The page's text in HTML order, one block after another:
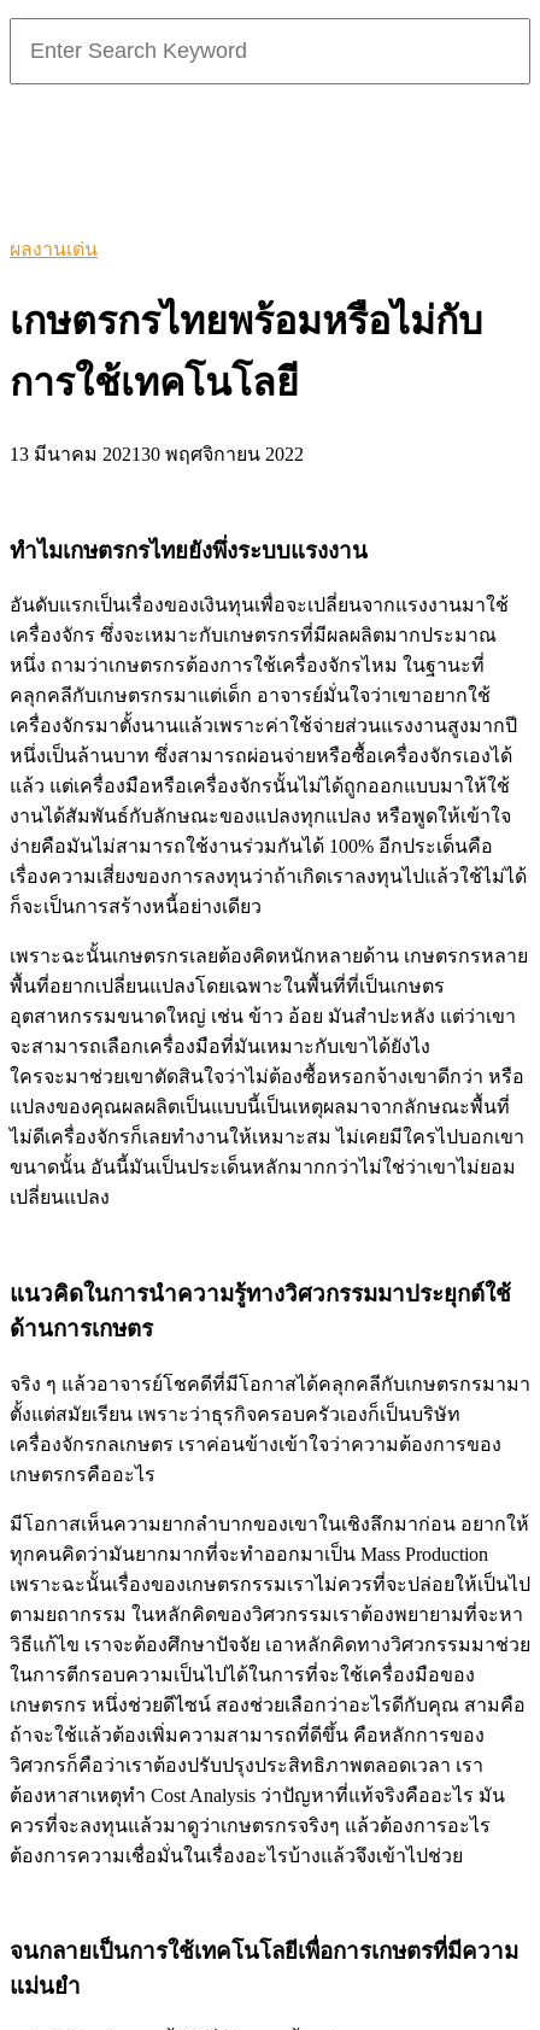
for:
ผลงานเด่น
เกษตรกรไทยพร้อมหรือไม่กับ
การใช้เทคโนโลยี
13 มีนาคม 202130 พฤศจิกายน 2022
ทำไมเกษตรกรไทยยังพึ่งระบบแรงงาน
อันดับแรกเป็นเรื่องของเงินทุนเพื่อจะเปลี่ยนจากแรงงานมาใช้
เครื่องจักร ซึ่งจะเหมาะกับเกษตรกรที่มีผลผลิตมากประมาณ
หนึ่ง ถามว่าเกษตรกรต้องการใช้เครื่องจักรไหม ในฐานะที่
คลุกคลีกับเกษตรกรมาแต่เด็ก อาจารย์มั่นใจว่าเขาอยากใช้
เครื่องจักรมาตั้งนานแล้วเพราะค่าใช้จ่ายส่วนแรงงานสูงมากปี
หนึ่งเป็นล้านบาท ซึ่งสามารถผ่อนจ่ายหรือซื้อเครื่องจักรเองได้
แล้ว แต่เครื่องมือหรือเครื่องจักรนั้นไม่ได้ถูกออกแบบมาให้ใช้
งานได้สัมพันธ์กับลักษณะของแปลงทุกแปลง หรือพูดให้เข้าใจ
ง่ายคือมันไม่สามารถใช้งานร่วมกันได้ 100% อีกประเด็นคือ
เรื่องความเสี่ยงของการลงทุนว่าถ้าเกิดเราลงทุนไปแล้วใช้ไม่ได้
ก็จะเป็นการสร้างหนี้อย่างเดียว
เพราะฉะนั้นเกษตรกรเลยต้องคิดหนักหลายด้าน เกษตรกรหลาย
พื้นที่อยากเปลี่ยนแปลงโดยเฉพาะในพื้นที่ที่เป็นเกษตร
อุตสาหกรรมขนาดใหญ่ เช่น ข้าว อ้อย มันสำปะหลัง แต่ว่าเขา
จะสามารถเลือกเครื่องมือที่มันเหมาะกับเขาได้ยังไง
ใครจะมาช่วยเขาตัดสินใจว่าไม่ต้องซื้อหรอกจ้างเขาดีกว่า หรือ
แปลงของคุณผลผลิตเป็นแบบนี้เป็นเหตุผลมาจากลักษณะพื้นที่
ไม่ดีเครื่องจักรก็เลยทำงานให้เหมาะสม ไม่เคยมีใครไปบอกเขา
ขนาดนั้น อันนี้มันเป็นประเด็นหลักมากกว่าไม่ใช่ว่าเขาไม่ยอม
เปลี่ยนแปลง
แนวคิดในการนำความรู้ทางวิศวกรรมมาประยุกต์ใช้
ด้านการเกษตร
จริง ๆ แล้วอาจารย์โชคดีที่มีโอกาสได้คลุกคลีกับเกษตรกรมามา
ตั้งแต่สมัยเรียน เพราะว่าธุรกิจครอบครัวเองก็เป็นบริษัท
เครื่องจักรกลเกษตร เราค่อนข้างเข้าใจว่าความต้องการของ
เกษตรกรคืออะไร
มีโอกาสเห็นความยากลำบากของเขาในเชิงลึกมาก่อน อยากให้
ทุกคนคิดว่ามันยากมากที่จะทำออกมาเป็น Mass Production
เพราะฉะนั้นเรื่องของเกษตรกรรมเราไม่ควรที่จะปล่อยให้เป็นไป
ตามยถากรรม ในหลักคิดของวิศวกรรมเราต้องพยายามที่จะหา
วิธีแก้ไข เราจะต้องศึกษาปัจจัย เอาหลักคิดทางวิศวกรรมมาช่วย
ในการตีกรอบความเป็นไปได้ในการที่จะใช้เครื่องมือของ
เกษตรกร หนึ่งช่วยดีไซน์ สองช่วยเลือกว่าอะไรดีกับคุณ สามคือ
ถ้าจะใช้แล้วต้องเพิ่มความสามารถที่ดีขึ้น คือหลักการของ
วิศวกรก็คือว่าเราต้องปรับปรุงประสิทธิภาพตลอดเวลา เรา
ต้องหาสาเหตุทำ Cost Analysis ว่าปัญหาที่แท้จริงคืออะไร มัน
ควรที่จะลงทุนแล้วมาดูว่าเกษตรกรจริงๆ แล้วต้องการอะไร
ต้องการความเชื่อมั่นในเรื่องอะไรบ้างแล้วจึงเข้าไปช่วย
จนกลายเป็นการใช้เทคโนโลยีเพื่อการเกษตรที่มีความ
แม่นยำ